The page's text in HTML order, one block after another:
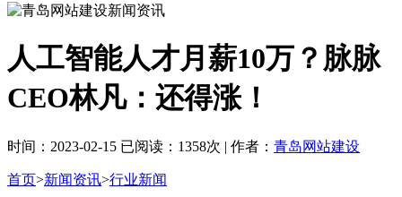
人工智能人才月薪10万？脉脉
CEO林凡：还得涨！
时间：2023-02-15 已阅读：1358次 | 作者： 青岛网站建设
首页>新闻资讯>行业新闻